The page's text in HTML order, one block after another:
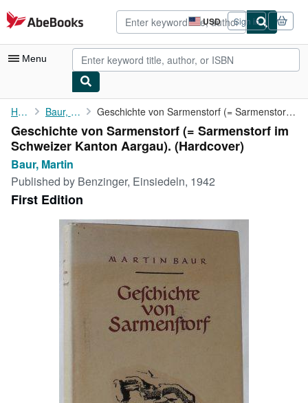
Skip to main content
AbeBooks.com USD
Site
shopping
preferences
Sign in
Menu
My Account
My Purchases
Advanced Search
Browse Collections
Rare Books
Art & Collectibles
Home Baur, Martin Geschichte von Sarmenstorf (= Sarmenstorf im Schweizer Kanton ...
Geschichte von Sarmenstorf (= Sarmenstorf im
Schweizer Kanton Aargau). (Hardcover)
Baur, Martin
Published by Benzinger, Einsiedeln, 1942
First Edition